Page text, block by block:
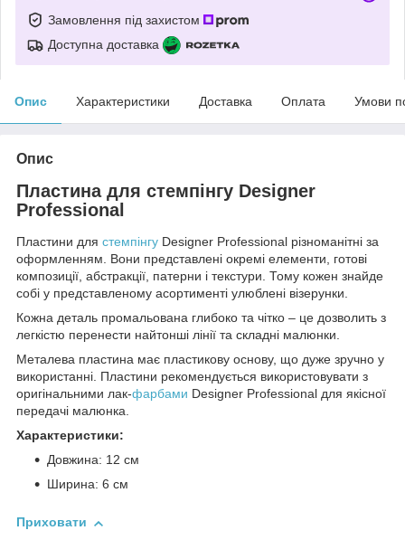
Замовлення під захистом
Доступна доставка
Опис Характеристики Доставка Оплата Умови
Опис
Пластина для стемпінгу Designer
Professional
Пластини для стемпінгу Designer Professional різноманітні за
оформленням. Вони представлені окремі елементи, готові
композиції, абстракції, патерни і текстури. Тому кожен знайде
собі у представленому асортименті улюблені візерунки.
Кожна деталь промальована глибоко та чітко – це дозволить з
легкістю перенести найтонші лінії та складні малюнки.
Металева пластина має пластикову основу, що дуже зручно у
використанні. Пластини рекомендується використовувати з
оригінальними лак-фарбами Designer Professional для якісної
передачі малюнка.
Характеристики:
Довжина: 12 см
Ширина: 6 см
Приховати